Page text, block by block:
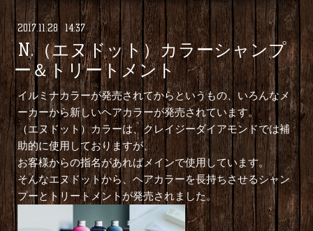
2017.11.28 14:37
N.（エヌドット）カラーシャンプ
ー＆トリートメント
イルミナカラーが発売されてからというもの、いろんなメ
ーカーから新しいヘアカラーが発売されています。
（エヌドット）カラーは、クレイジーダイアモンドでは補
助的に使用しておりますが、
お客様からの指名があればメインで使用しています。
そんなエヌドットから、ヘアカラーを長持ちさせるシャン
プーとトリートメントが発売されました。